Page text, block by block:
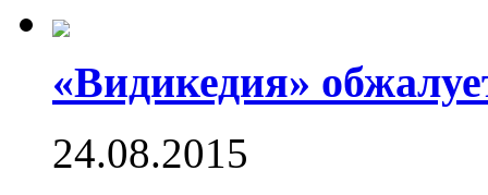
«Видикедия»
24.08.2015